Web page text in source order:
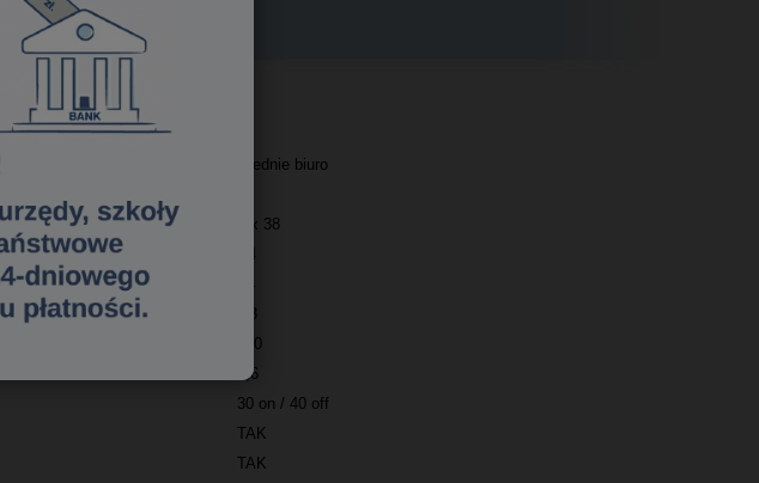
Średnie biuro
4 x 38
O3
230
3,6
30 on / 40 off
TAK
TAK